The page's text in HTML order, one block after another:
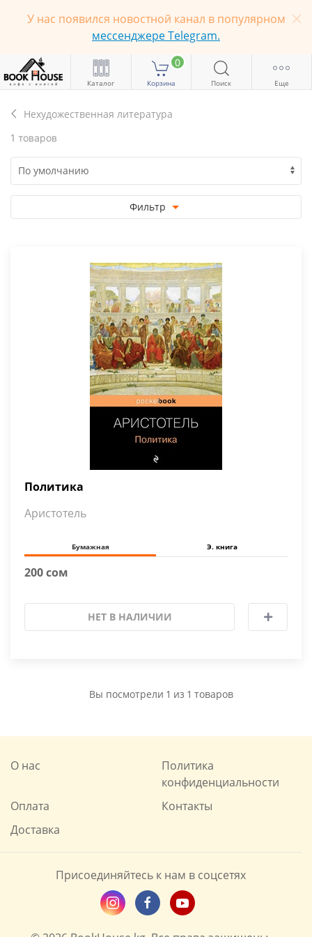
У нас появился новостной канал в популярном
мессенджере Telegram.
Каталог
0
Корзина Поиск Еще
Нехудожественная литература
1 товаров
Фильтр
Политика
Аристотель
Бумажная Э. книга
200 сом
НЕТ В НАЛИЧИИ
Вы посмотрели 1 из 1 товаров
О нас
Политика
конфиденциальности
Оплата
Контакты
Доставка
Присоединяйтесь к нам в соцсетях